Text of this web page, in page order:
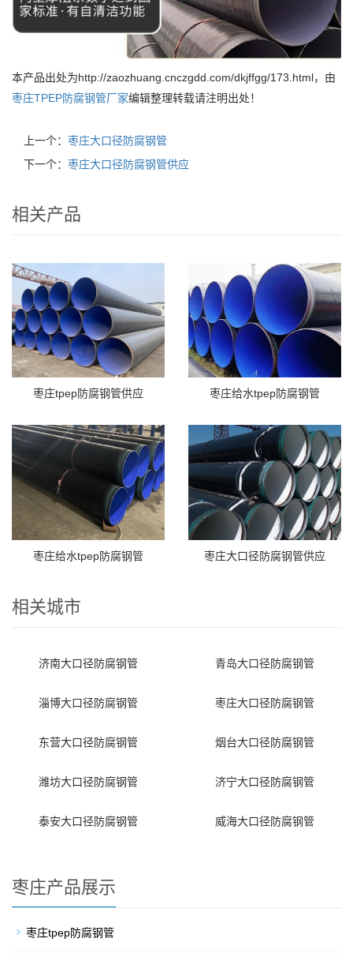
本产品出处为http://zaozhuang.cnczgdd.com/dkjffgg/173.html，由
枣庄TPEP防腐钢管厂家编辑整理转载请注明出处！
上一个： 枣庄大口径防腐钢管
下一个： 枣庄大口径防腐钢管供应
相关产品
枣庄tpep防腐钢管供应 枣庄给水tpep防腐钢管
枣庄给水tpep防腐钢管 枣庄大口径防腐钢管供应
相关城市
济南大口径防腐钢管 青岛大口径防腐钢管
淄博大口径防腐钢管 枣庄大口径防腐钢管
东营大口径防腐钢管 烟台大口径防腐钢管
潍坊大口径防腐钢管 济宁大口径防腐钢管
泰安大口径防腐钢管 威海大口径防腐钢管
枣庄产品展示
枣庄tpep防腐钢管